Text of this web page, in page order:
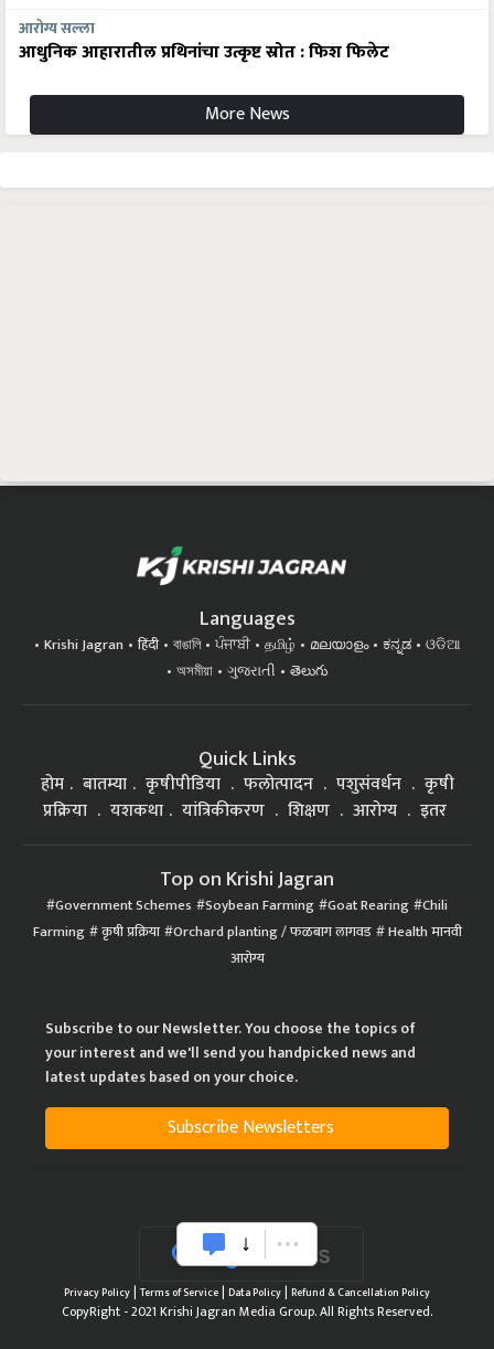
आरोग्य सल्ला
आधुनिक आहारातील प्रथिनांचा उत्कृष्ट स्रोत : फिश फिलेट
More News
Languages
Krishi Jagran हिंदी বাঙালি ਪੰਜਾਬੀ தமிழ் മലയാളം ಕನ್ನಡ
ଓଡିଆ
অসমীয়া
ગુજરાતી తెలుగు
Quick Links
होम बातम्या कृषीपीडिया फलोत्पादन पशुसंवर्धन
कृषी
प्रक्रिया
यशकथा यांत्रिकीकरण शिक्षण आरोग्य इतर
Top on Krishi Jagran
Government Schemes Soybean Farming Goat Rearing Chili
Farming कृषी प्रक्रिया Orchard planting / फळबाग लागवड Health मानवी
आरोग्य
Subscribe to our Newsletter. You choose the topics of
your interest and we'll send you handpicked news and
latest updates based on your choice.
Subscribe Newsletters
Privacy Policy| Terms of Service| Data Policy| Refund & Cancellation Policy
CopyRight - 2021 Krishi Jagran Media Group. All Rights Reserved.